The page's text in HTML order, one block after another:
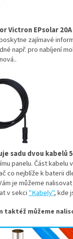
Victron EPsolar 20A
zajímavé
např. pro nabíjení
sadu dvou kabelů
panelu. Část
co nejblíže k baterii
je můžeme
v sekci"Kabely", kde
taktéž můžeme